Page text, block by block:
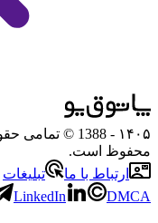
۱۴۰۵
- 1388 ©
محفوظ است.
ارتباط با ما
تبلیغات
LinkedIn DMCA